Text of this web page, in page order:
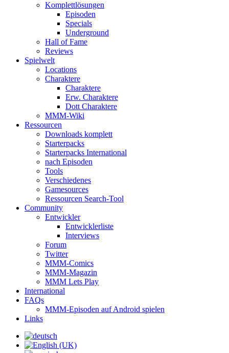
Komplettlösungen
Episoden
Specials
Underground
Hall of Fame
Reviews
Spielwelt
Locations
Charaktere
Charaktere
Erw. Charaktere
Dott Charaktere
MMM-Wiki
Ressourcen
Downloads komplett
Starterpacks
Starterpacks International
nach Episoden
Tools
Verschiedenes
Gamesources
Ressourcen Search-Tool
Community
Entwickler
Entwicklerliste
Interviews
Forum
Twitter
MMM-Comics
MMM-Magazin
MMM Lets Play
International
FAQs
MMM-Episoden auf Android spielen
Links